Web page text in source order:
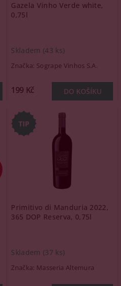
Gazela Vinho Verde white,
0,75l
Skladem (43 ks)
Značka: Sogrape Vinhos S.A.
199 Kč
Primitivo di Manduria 2022,
365 DOP Reserva, 0,75l
Skladem (37 ks)
Značka: Masseria Altemura